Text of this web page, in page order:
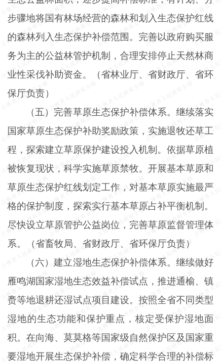
步骤地将国有林场经营的森林和划入生态保护红线
的森林列入生态保护补偿范围。完善以政府购买服
务为主的公益林管护机制，合理安排停止天然林商
业性采伐补助资金。（省林业厅、省财政厅、省环
保厅负责）
（五）完善草原生态保护补偿体系。继续落实
国家草原生态保护补助奖励政策，实施退牧还草工
程，探索建立草原保护建设投入机制。依据草原植
被恢复现状，科学实施草原禁牧。开展基本草原和
草原生态保护红线划定工作，对基本草原实施最严
格的保护制度，探索实行基本草原占补平衡机制。
尽快设立草原管护公益岗位，完善草原监督管理体
系。（省畜牧局、省财政厅、省环保厅负责）
（六）建立湿地生态保护补偿体系。继续做好
雁鸣湖国家湿地生态效益补偿试点，推进通榆、镇
赉等地退耕还湿试点项目建设。按照全省不同类型
湿地的生态功能和保护重点，核定受保护湿地面
积。在向海、莫莫格等国家级自然保护区及国家重
要湿地开展生态保护补偿，确定科学合理的补偿标